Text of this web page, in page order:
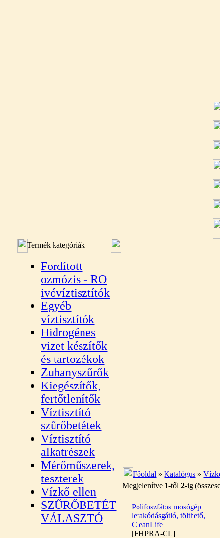
Termék kategóriák
Fordított
ozmózis - RO
ivóvíztisztítók
Egyéb
víztisztítók
Hidrogénes
vizet készítők
és tartozékok
Zuhanyszűrők
Kiegészítők,
fertőtlenítők
Víztisztító
szűrőbetétek
Víztisztító
alkatrészek
Mérőműszerek,
teszterek
Vízkő ellen
SZŰRŐBETÉT
VÁLASZTÓ
Főoldal »Katalógus »
Megjelenítve 1-től2-ig
Polifoszfátos mosógép
lerakódásgátló, tölthető,
CleanLife
[FHPRA-CL]